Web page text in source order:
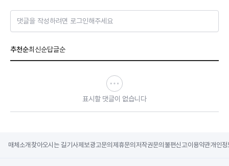
댓글을 작성하려면 로그인해주세요
추천순최신순답글순
표시할 댓글이 없습니다
매체소개 찾아오시는 길기사제보광고문의 제휴문의 저작권문의 불편신고이용약관개인정